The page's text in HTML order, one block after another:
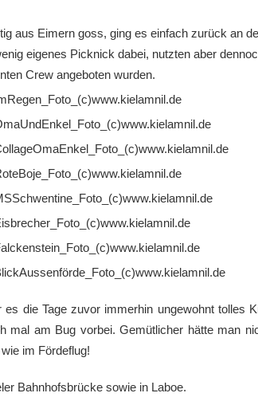
aus Eimern goss, ging es einfach zurück an
eigenes Picknick dabei, nutzten aber
Crew angeboten wurden.
die Tage zuvor immerhin ungewohnt tolles
mal am Bug vorbei. Gemütlicher hätte man
im Fördeflug!
Bahnhofsbrücke sowie in Laboe.